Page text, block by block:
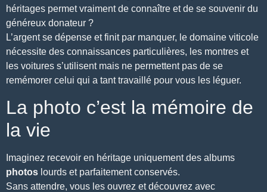
héritages permet vraiment de connaître et de se souvenir du
généreux donateur ?
L’argent se dépense et finit par manquer, le domaine viticole
nécessite des connaissances particulières, les montres et
les voitures s’utilisent mais ne permettent pas de se
remémorer celui qui a tant travaillé pour vous les léguer.
La photo c’est la mémoire de
la vie
Imaginez recevoir en héritage uniquement des albums
photos lourds et parfaitement conservés.
Sans attendre, vous les ouvrez et découvrez avec